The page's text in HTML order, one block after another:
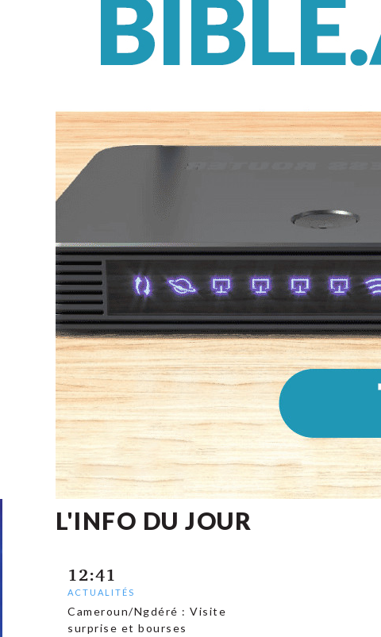
L'INFO DU JOUR
12:41
ACTUALITÉS
Cameroun/Ngdéré : Visite
surprise et bourses